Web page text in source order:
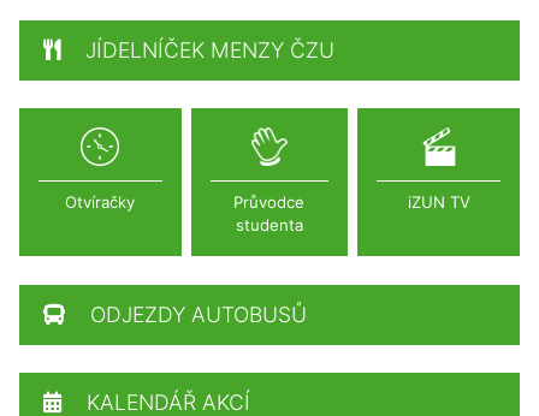
JÍDELNÍČEK MENZY ČZU
Otvíračky
Průvodce
studenta
iZUN TV
ODJEZDY AUTOBUSŮ
KALENDÁŘ AKCÍ